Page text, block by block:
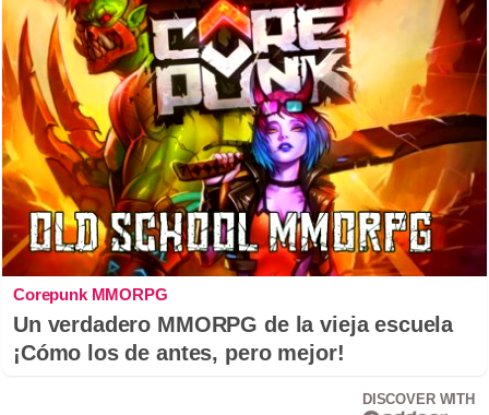
Corepunk MMORPG
Un verdadero MMORPG de la vieja escuela
¡Cómo los de antes, pero mejor!
DISCOVER WITH